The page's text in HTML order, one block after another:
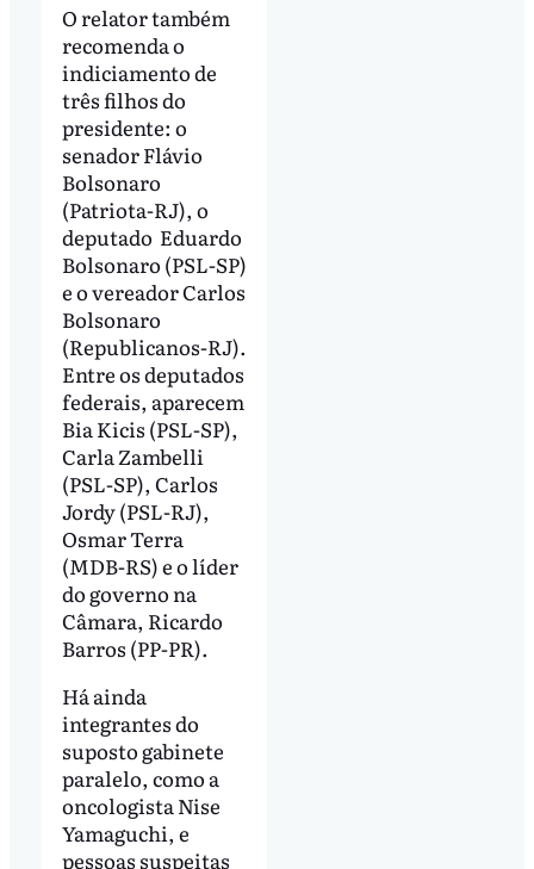
O relator também
recomenda o
indiciamento de
três filhos do
presidente: o
senador Flávio
Bolsonaro
(Patriota-RJ), o
deputado Eduardo
Bolsonaro (PSL-SP)
e o vereador Carlos
Bolsonaro
(Republicanos-RJ).
Entre os deputados
federais, aparecem
Bia Kicis (PSL-SP),
Carla Zambelli
(PSL-SP), Carlos
Jordy (PSL-RJ),
Osmar Terra
(MDB-RS) e o líder
do governo na
Câmara, Ricardo
Barros (PP-PR).
Há ainda
integrantes do
suposto gabinete
paralelo, como a
oncologista Nise
Yamaguchi, e
pessoas suspeitas